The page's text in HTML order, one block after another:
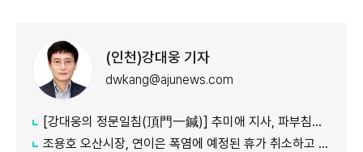
(인천)강대웅 기자
dwkang@ajunews.com
[강대웅의 정문일침(頂門一鍼)] 추미애 지사, 파부침주(破釜沈舟) 심경으로 '경기도 재정 비상' 극복 나섰다
조용호 오산시장, 연이은 폭염에 예정된 휴가 취소하고 시민 안전 챙겨